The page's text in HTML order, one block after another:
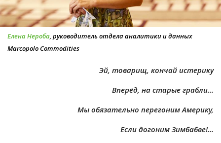
Елена Нероба, руководитель отдела аналитики и данных
Marcopolo Commodities
Эй, товарищ, кончай истерику
Вперёд, на старые грабли...
Мы обязательно перегоним Америку,
Если догоним Зимбабве!...